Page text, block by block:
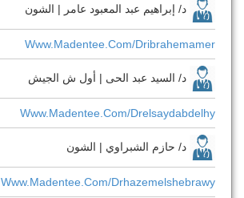
د/ إبراهيم عبد المعبود عامر | الشون
Www.madentee.com/dribrahemamer
د/ السيد عبد الحى | أول ش الجيش
Www.madentee.com/drelsaydabdelhy
د/ حازم الشبراوي | الشون
Www.madentee.com/drhazemelshebrawy